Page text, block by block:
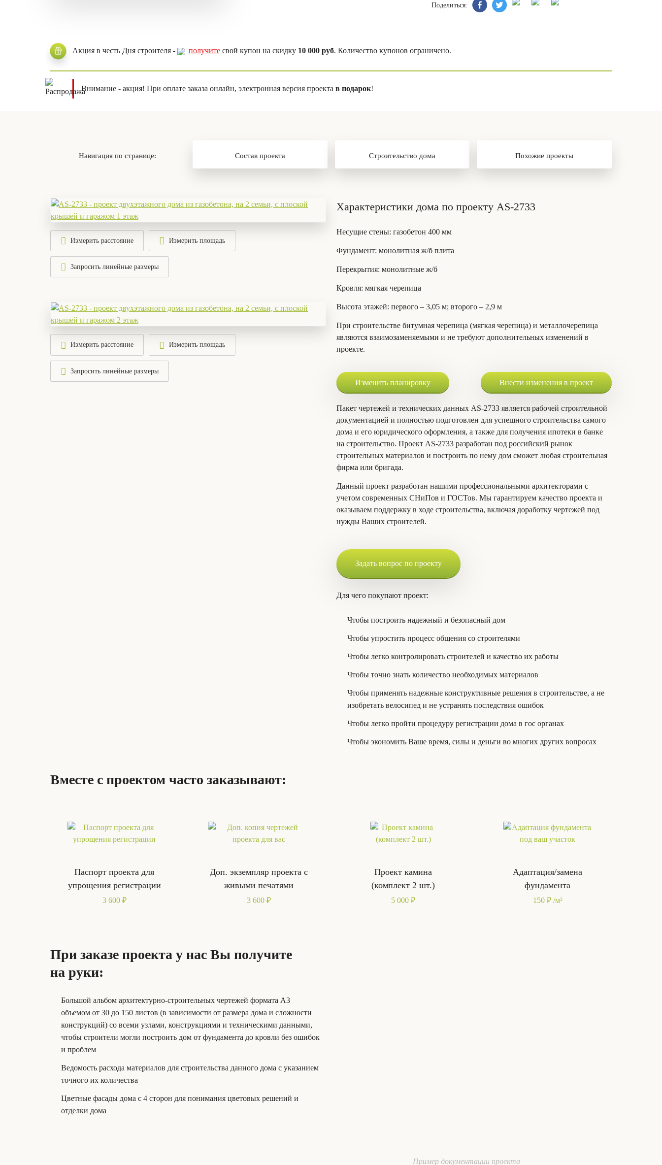
Поделиться:
Акция в честь Дня строителя - получите свой купон на скидку 10 000 руб. Количество купонов ограничено.
Внимание - акция! При оплате заказа онлайн, электронная версия проекта в подарок!
Навигация по странице: Состав проекта Строительство дома Похожие проекты
Измерить расстояние Измерить площадь
Запросить линейные размеры
Измерить расстояние Измерить площадь
Запросить линейные размеры
Характеристики дома по проекту AS-2733
Несущие стены: газобетон 400 мм
Фундамент: монолитная ж/б плита
Перекрытия: монолитные ж/б
Кровля: мягкая черепица
Высота этажей: первого – 3,05 м; второго – 2,9 м
При строительстве битумная черепица (мягкая черепица) и металлочерепица
являются взаимозаменяемыми и не требуют дополнительных изменений в
проекте.
Изменить планировку Внести изменения в проект
Пакет чертежей и технических данных AS-2733 является рабочей строительной
документацией и полностью подготовлен для успешного строительства самого
дома и его юридического оформления, а также для получения ипотеки в банке
на строительство. Проект AS-2733 разработан под российский рынок
строительных материалов и построить по нему дом сможет любая строительная
фирма или бригада.
Данный проект разработан нашими профессиональными архитекторами с
учетом современных СНиПов и ГОСТов. Мы гарантируем качество проекта и
оказываем поддержку в ходе строительства, включая доработку чертежей под
нужды Ваших строителей.
Задать вопрос по проекту
Для чего покупают проект:
Чтобы построить надежный и безопасный дом
Чтобы упростить процесс общения со строителями
Чтобы легко контролировать строителей и качество их работы
Чтобы точно знать количество необходимых материалов
Чтобы применять надежные конструктивные решения в строительстве, а не
изобретать велосипед и не устранять последствия ошибок
Чтобы легко пройти процедуру регистрации дома в гос органах
Чтобы экономить Ваше время, силы и деньги во многих других вопросах
Вместе с проектом часто заказывают:
Паспорт проекта для
упрощения регистрации
3 600 ₽
Доп. экземпляр проекта с
живыми печатями
3 600 ₽
Проект камина
(комплект 2 шт.)
5 000 ₽
Адаптация/замена
фундамента
150 ₽ /м²
При заказе проекта у нас Вы получите
на руки:
Большой альбом архитектурно-строительных чертежей формата А3
объемом от 30 до 150 листов (в зависимости от размера дома и сложности
конструкций) со всеми узлами, конструкциями и техническими данными,
чтобы строители могли построить дом от фундамента до кровли без ошибок
и проблем
Ведомость расхода материалов для строительства данного дома с указанием
точного их количества
Цветные фасады дома с 4 сторон для понимания цветовых решений и
отделки дома
Пример документации проекта